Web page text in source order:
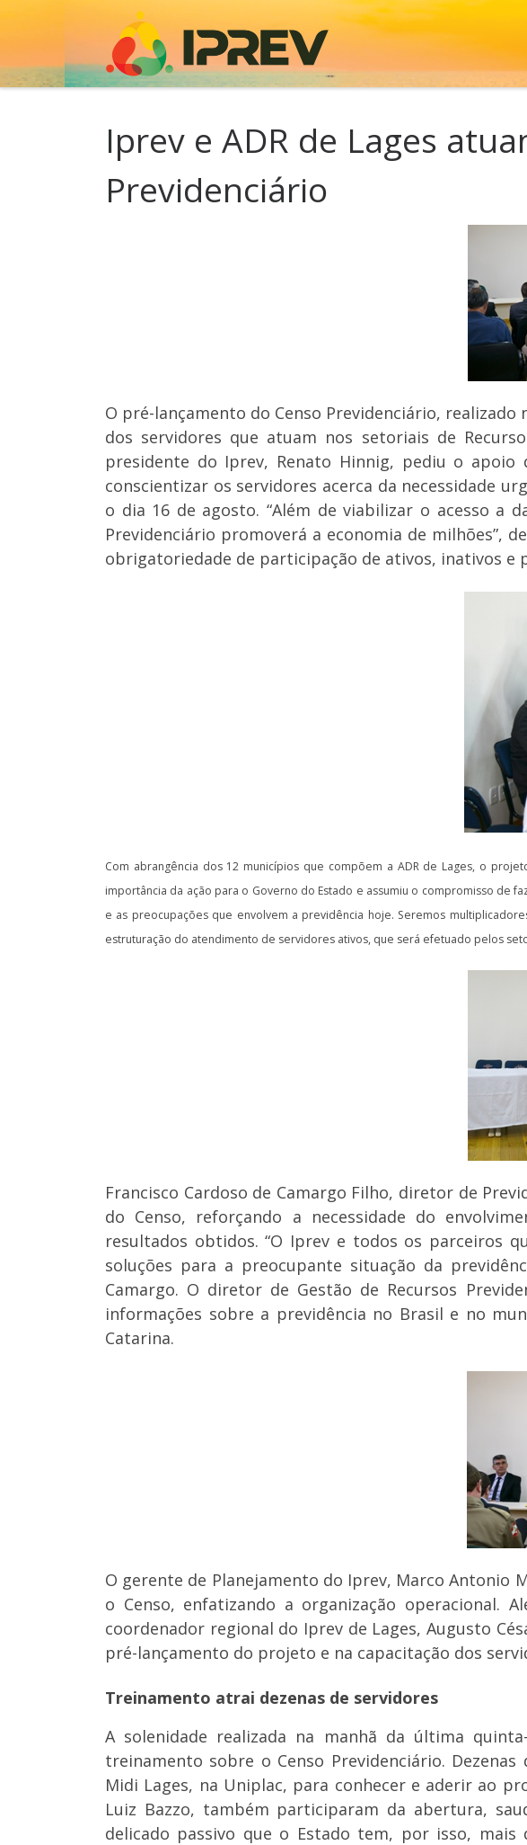
Skip to content
Iprev e ADR de Lages
Previdenciário
O pré-lançamento do Censo Previdenciário,
dos servidores que atuam nos setoriais de
presidente do Iprev, Renato Hinnig, pediu o apoio
conscientizar os servidores acerca da necessidade
o dia 16 de agosto. “Além de viabilizar o acesso a
Previdenciário promoverá a economia de milhões”,
obrigatoriedade de participação de ativos, inativos e
Com abrangência dos 12 municípios que compõem a ADR de Lages, o
importância da ação para o Governo do Estado e assumiu o compromisso de
e as preocupações que envolvem a previdência hoje. Seremos
estruturação do atendimento de servidores ativos, que será efetuado pelos
Francisco Cardoso de Camargo Filho, diretor de
do Censo, reforçando a necessidade do
resultados obtidos. “O Iprev e todos os parceiros
soluções para a preocupante situação da
Camargo. O diretor de Gestão de Recursos
informações sobre a previdência no Brasil e no
Catarina.
O gerente de Planejamento do Iprev, Marco Antonio
o Censo, enfatizando a organização operacional.
coordenador regional do Iprev de Lages, Augusto
pré-lançamento do projeto e na capacitação dos
Treinamento atrai dezenas de servidores
A solenidade realizada na manhã da última
treinamento sobre o Censo Previdenciário.
Midi Lages, na Uniplac, para conhecer e aderir ao
Luiz Bazzo, também participaram da abertura,
delicado passivo que o Estado tem, por isso,